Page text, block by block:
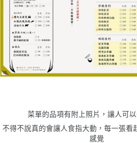
菜單的品項有附上照片，讓人可
不得不說真的會讓人食指大動，每一張看
感覺